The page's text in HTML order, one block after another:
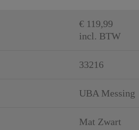
€ 119,99
incl. BTW
33216
UBA Messing
Mat Zwart